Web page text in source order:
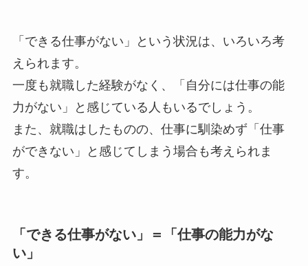
「できる仕事がない」という状況は、いろいろ考
えられます。
一度も就職した経験がなく、「自分には仕事の能
力がない」と感じている人もいるでしょう。
また、就職はしたものの、仕事に馴染めず「仕事
ができない」と感じてしまう場合も考えられま
す。
「できる仕事がない」＝「仕事の能力がな
い」